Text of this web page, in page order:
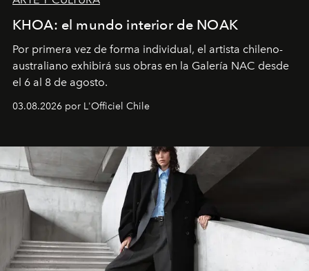
KHOA: el mundo interior de NOAK
Por primera vez de forma individual, el artista chileno-
australiano exhibirá sus obras en la Galería NAC desde
el 6 al 8 de agosto.
03.08.2026 por L'Officiel Chile